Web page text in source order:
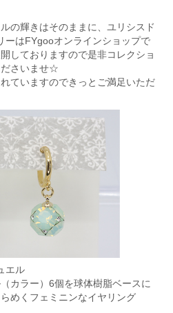
の輝きはそのままに、ユリシスド
ーはFYgooオンラインショップで
しておりますので是非コレクショ
ださいませ☆
ていますのできっとご満足いただ
エル
カラー）6個を球体樹脂ベースに
めくフェミニンなイヤリング